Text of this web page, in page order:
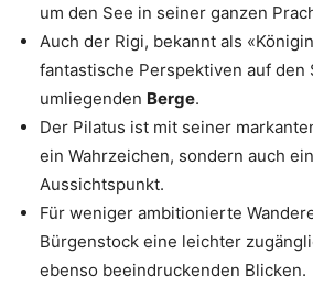
um den See in seiner ganzen
Auch der Rigi, bekannt als
fantastische Perspektiven auf den
umliegenden Berge.
Der Pilatus ist mit seiner
ein Wahrzeichen, sondern auch
Aussichtspunkt.
Für weniger ambitionierte
Bürgenstock eine leichter
ebenso beeindruckenden Blicken.